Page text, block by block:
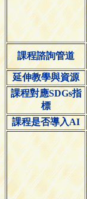
課程諮詢管道
延伸教學與資源
課程對應SDGs指
標
課程是否導入AI